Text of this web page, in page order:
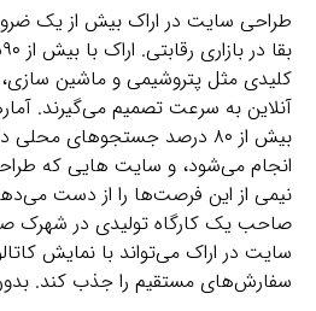
طراحی سایت در اراک بیش از یک
کلیدی مثل پتروشیمی و ماشین‌
آنلاین به سرعت تصمیم می‌گیرند.
بیش از ۸۰ درصد جستجوهای
نیمی از این فرصت‌ها را از دست
صاحب یک کارگاه تولیدی در شهرک
سایت در اراک می‌تواند با نمایش
سفارش‌های مستقیم را جذب کند.